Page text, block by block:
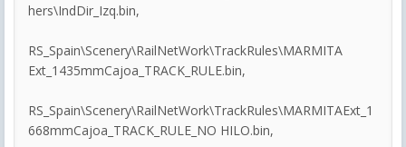
hers\IndDir_Izq.bin,
RS_Spain\Scenery\RailNetWork\TrackRules\MARMITA
Ext_1435mmCajoa_TRACK_RULE.bin,
RS_Spain\Scenery\RailNetWork\TrackRules\MARMITAExt_1
668mmCajoa_TRACK_RULE_NO HILO.bin,